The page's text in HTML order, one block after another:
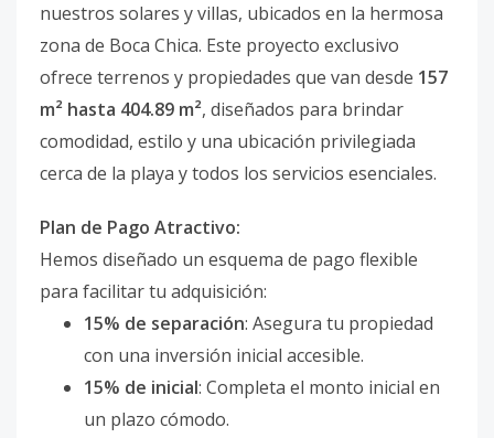
nuestros solares y villas, ubicados en la hermosa
zona de Boca Chica. Este proyecto exclusivo
ofrece terrenos y propiedades que van desde 157
m² hasta 404.89 m², diseñados para brindar
comodidad, estilo y una ubicación privilegiada
cerca de la playa y todos los servicios esenciales.
Plan de Pago Atractivo:
Hemos diseñado un esquema de pago flexible
para facilitar tu adquisición:
15% de separación: Asegura tu propiedad
con una inversión inicial accesible.
15% de inicial: Completa el monto inicial en
un plazo cómodo.